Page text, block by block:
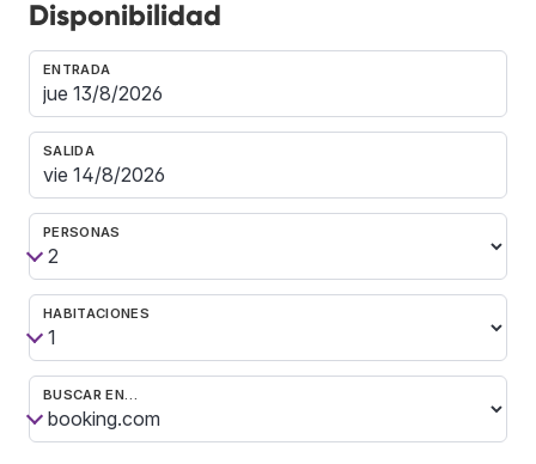
Disponibilidad
ENTRADA
SALIDA
PERSONAS
HABITACIONES
BUSCAR EN…